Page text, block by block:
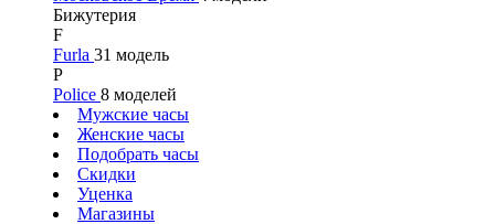
Бижутерия
F
Furla 31 модель
P
Police 8 моделей
Мужские часы
Женские часы
Подобрать часы
Скидки
Уценка
Магазины